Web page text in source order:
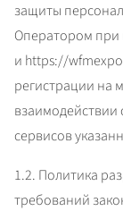
защиты
Оператором при
и https://
регистрации на
сервисов
1.2. Политика
требований